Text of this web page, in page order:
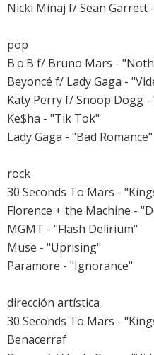
Nicki Minaj f/ Sean Garrett
pop
B.o.B f/ Bruno Mars -
Beyoncé f/ Lady Gaga -
Katy Perry f/ Snoop Dogg
Ke$ha - "Tik Tok"
Lady Gaga - "Bad Romance"
rock
30 Seconds To Mars -
Florence + the Machine -
MGMT - "Flash Delirium"
Muse - "Uprising"
Paramore - "Ignorance"
dirección artística
30 Seconds To Mars -
Benacerraf